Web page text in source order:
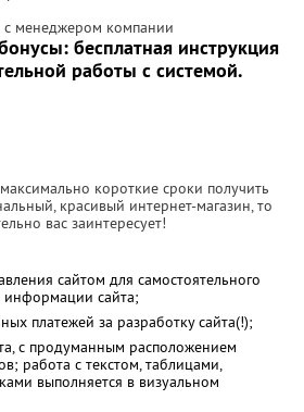
менеджером компании
бесплатная инструкция
работы с системой.
короткие сроки получить
красивый интернет-магазин, то
вас заинтересует!
сайтом для самостоятельного
информации сайта;
платежей за разработку сайта(!);
с продуманным расположением
работа с текстом, таблицами,
выполняется в визуальном